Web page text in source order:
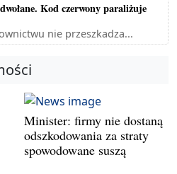
Kod czerwony paraliżuje
nie przeszkadza...
Minister: firmy nie dostaną
odszkodowania za straty
spowodowane suszą